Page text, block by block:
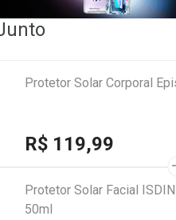
Protetor Solar Corporal
R$ 119,99
Protetor Solar Facial
50ml